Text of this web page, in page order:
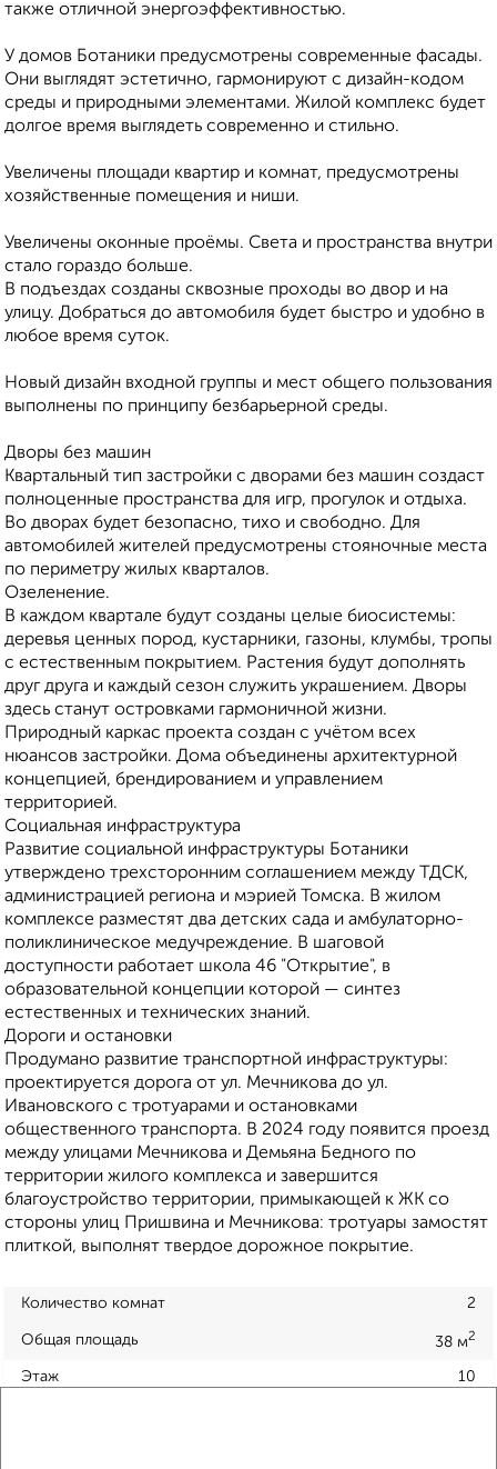
также отличной энергоэффективностью.
У домов Ботаники предусмотрены современные фасады.
Они выглядят эстетично, гармонируют с дизайн-кодом
среды и природными элементами. Жилой комплекс будет
долгое время выглядеть современно и стильно.
Увеличены площади квартир и комнат, предусмотрены
хозяйственные помещения и ниши.
Увеличены оконные проёмы. Света и пространства внутри
стало гораздо больше.
В подъездах созданы сквозные проходы во двор и на
улицу. Добраться до автомобиля будет быстро и удобно в
любое время суток.
Новый дизайн входной группы и мест общего пользования
выполнены по принципу безбарьерной среды.
Дворы без машин
Квартальный тип застройки с дворами без машин создаст
полноценные пространства для игр, прогулок и отдыха.
Во дворах будет безопасно, тихо и свободно. Для
автомобилей жителей предусмотрены стояночные места
по периметру жилых кварталов.
Озеленение.
В каждом квартале будут созданы целые биосистемы:
деревья ценных пород, кустарники, газоны, клумбы, тропы
с естественным покрытием. Растения будут дополнять
друг друга и каждый сезон служить украшением. Дворы
здесь станут островками гармоничной жизни.
Природный каркас проекта создан с учётом всех
нюансов застройки. Дома объединены архитектурной
концепцией, брендированием и управлением
территорией.
Социальная инфраструктура
Развитие социальной инфраструктуры Ботаники
утверждено трехсторонним соглашением между ТДСК,
администрацией региона и мэрией Томска. В жилом
комплексе разместят два детских сада и амбулаторно-
поликлиническое медучреждение. В шаговой
доступности работает школа 46 "Открытие", в
образовательной концепции которой — синтез
естественных и технических знаний.
Дороги и остановки
Продумано развитие транспортной инфраструктуры:
проектируется дорога от ул. Мечникова до ул.
Ивановского с тротуарами и остановками
общественного транспорта. В 2024 году появится проезд
между улицами Мечникова и Демьяна Бедного по
территории жилого комплекса и завершится
благоустройство территории, примыкающей к ЖК со
стороны улиц Пришвина и Мечникова: тротуары замостят
плиткой, выполнят твердое дорожное покрытие.
Количество комнат 2
Общая площадь 38 м2
Этаж 10